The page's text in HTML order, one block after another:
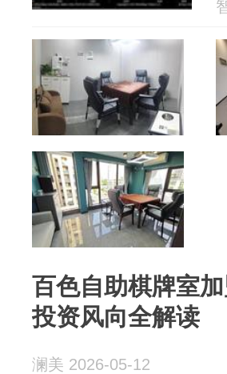
百色自助棋牌室
投资风向全解读
澜美 2026-05-12